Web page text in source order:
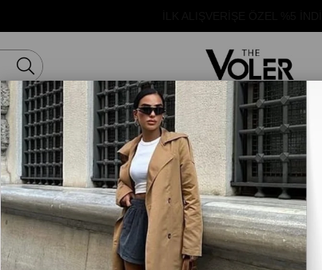
ÜST GİYİMALT GİYİMDIŞ GİYİM TAKIM ELBİSE